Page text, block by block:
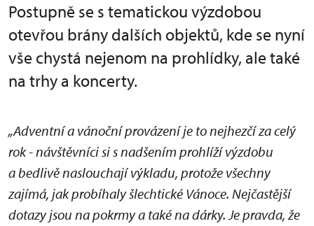
Postupně se s tematickou výzdobou
otevřou brány dalších objektů, kde se nyní
vše chystá nejenom na prohlídky, ale také
na trhy a koncerty.
„Adventní a vánoční provázení je to nejhezčí za celý
rok - návštěvníci si s nadšením prohlíží výzdobu
a bedlivě naslouchají výkladu, protože všechny
zajímá, jak probíhaly šlechtické Vánoce. Nejčastější
dotazy jsou na pokrmy a také na dárky. Je pravda, že